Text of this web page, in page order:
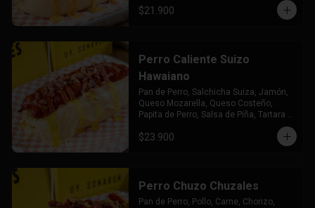
$21.900
Perro Caliente Suizo
Hawaiano
Pan de Perro, Salchicha Suiza, Jamón,
Queso Mozarella, Queso Costeño,
Papita de Perro, Salsa de Piña, Tartara y
$23.900
Perro Chuzo Chuzales
Pan de Perro, Pollo, Carne, Chorizo,